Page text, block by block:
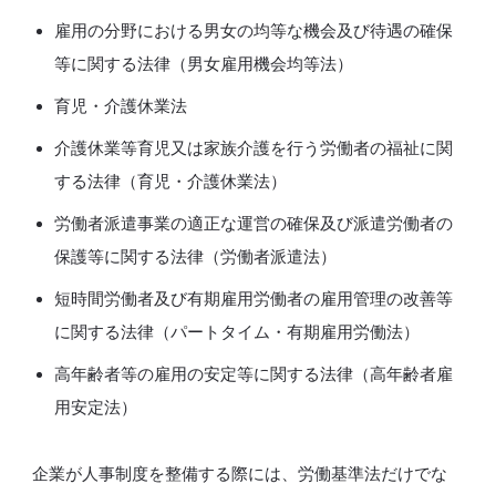
雇用の分野における男女の均等な機会及び待遇の確保
等に関する法律（男女雇用機会均等法）
育児・介護休業法
介護休業等育児又は家族介護を行う労働者の福祉に関
する法律（育児・介護休業法）
労働者派遣事業の適正な運営の確保及び派遣労働者の
保護等に関する法律（労働者派遣法）
短時間労働者及び有期雇用労働者の雇用管理の改善等
に関する法律（パートタイム・有期雇用労働法）
高年齢者等の雇用の安定等に関する法律（高年齢者雇
用安定法）
企業が人事制度を整備する際には、労働基準法だけでな